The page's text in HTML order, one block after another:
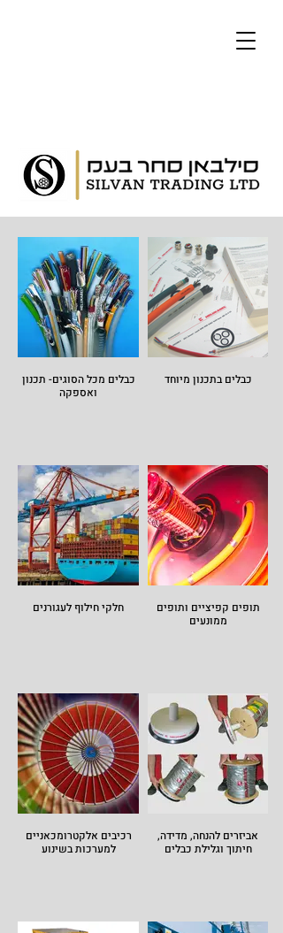
כבלים מכל הסוגים- תכנון
ואספקה
כבלים בתכנון מיוחד
חלקי חילוף לעגורנים
תופים קפיציים ותופים
ממונעים
רכיבים אלקטרומכאניים
למערכות בשינוע
אביזרים להנחה, מדידה,
חיתוך וגלילת כבלים